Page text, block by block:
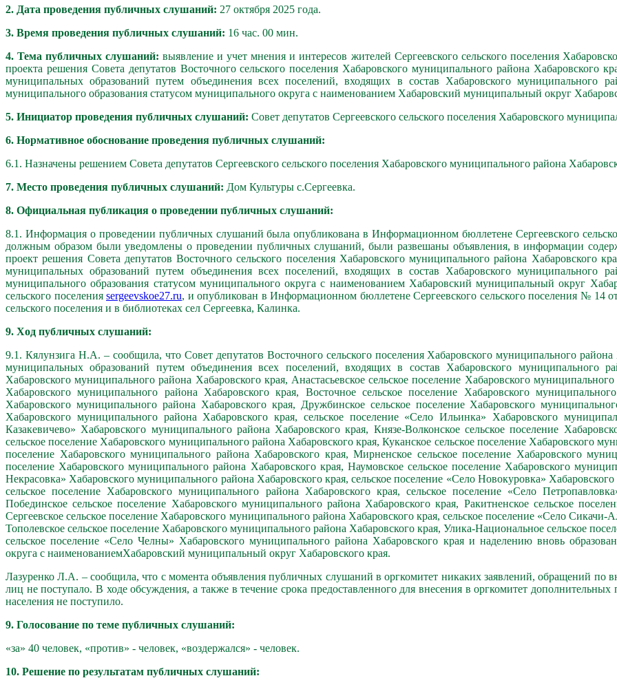
2. Дата проведения публичных слушаний: 27 октября 2025 года.
3. Время проведения публичных слушаний: 16 час. 00 мин.
4. Тема публичных слушаний: выявление и учет мнения и интересов жителей Сергеевского сельского поселения
проекта решения Совета депутатов Восточного сельского поселения Хабаровского муниципального района
муниципальных образований путем объединения всех поселений, входящих в состав Хабаровского муниципального
муниципального образования статусом муниципального округа с наименованием Хабаровский муниципальный округ
5. Инициатор проведения публичных слушаний: Совет депутатов Сергеевского сельского поселения Хабаровского
6. Нормативное обоснование проведения публичных слушаний:
6.1. Назначены решением Совета депутатов Сергеевского сельского поселения Хабаровского муниципального района
7. Место проведения публичных слушаний: Дом Культуры с.Сергеевка.
8. Официальная публикация о проведении публичных слушаний:
8.1. Информация о проведении публичных слушаний была опубликована в Информационном бюллетене Сергеевского
должным образом были уведомлены о проведении публичных слушаний, были развешаны объявления, в информации
проект решения Совета депутатов Восточного сельского поселения Хабаровского муниципального района
муниципальных образований путем объединения всех поселений, входящих в состав Хабаровского муниципального
муниципального образования статусом муниципального округа с наименованием Хабаровский муниципальный округ
сельского поселения sergeevskoe27.ru, и опубликован в Информационном бюллетене Сергеевского сельского поселения № 14
сельского поселения и в библиотеках сел Сергеевка, Калинка.
9. Ход публичных слушаний:
9.1. Кялунзига Н.А. – сообщила, что Совет депутатов Восточного сельского поселения Хабаровского муниципального
муниципальных образований путем объединения всех поселений, входящих в состав Хабаровского муниципального
Хабаровского муниципального района Хабаровского края, Анастасьевское сельское поселение Хабаровского
Хабаровского муниципального района Хабаровского края, Восточное сельское поселение Хабаровского
Хабаровского муниципального района Хабаровского края, Дружбинское сельское поселение Хабаровского
Хабаровского муниципального района Хабаровского края, сельское поселение «Село Ильинка» Хабаровского
Казакевичево» Хабаровского муниципального района Хабаровского края, Князе-Волконское сельское поселение
сельское поселение Хабаровского муниципального района Хабаровского края, Куканское сельское поселение Хабаровского
поселение Хабаровского муниципального района Хабаровского края, Мирненское сельское поселение Хабаровского
поселение Хабаровского муниципального района Хабаровского края, Наумовское сельское поселение Хабаровского
Некрасовка» Хабаровского муниципального района Хабаровского края, сельское поселение «Село Новокуровка»
сельское поселение Хабаровского муниципального района Хабаровского края, сельское поселение «Село
Побединское сельское поселение Хабаровского муниципального района Хабаровского края, Ракитненское сельское
Сергеевское сельское поселение Хабаровского муниципального района Хабаровского края, сельское поселение «Село
Тополевское сельское поселение Хабаровского муниципального района Хабаровского края, Улика-Национальное сельское
сельское поселение «Село Челны» Хабаровского муниципального района Хабаровского края и наделению вновь
округа с наименованиемХабаровский муниципальный округ Хабаровского края.
Лазуренко Л.А. – сообщила, что с момента объявления публичных слушаний в оргкомитет никаких заявлений, обращений по
лиц не поступало. В ходе обсуждения, а также в течение срока предоставленного для внесения в оргкомитет
населения не поступило.
9. Голосование по теме публичных слушаний:
«за» 40 человек, «против» - человек, «воздержался» - человек.
10. Решение по результатам публичных слушаний: